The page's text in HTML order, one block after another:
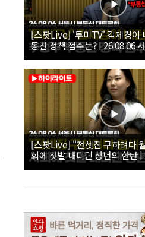
[스팟Live] '투미TV' 김제경이
동산 정책 점수는? | 26.08.06
대토론회
[스팟Live] "전셋집 구하려다
회에 첫발 내디딘 청년의 한탄
시 부동산 대토론회